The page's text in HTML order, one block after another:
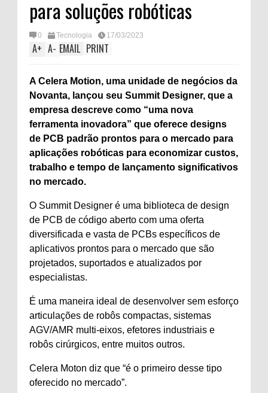
para soluções robóticas
0 Tecnologia 17/03/2023
A+ A- EMAIL PRINT
A Celera Motion, uma unidade de negócios da
Novanta, lançou seu Summit Designer, que a
empresa descreve como “uma nova
ferramenta inovadora” que oferece designs
de PCB padrão prontos para o mercado para
aplicações robóticas para economizar custos,
trabalho e tempo de lançamento significativos
no mercado.
O Summit Designer é uma biblioteca de design
de PCB de código aberto com uma oferta
diversificada e vasta de PCBs específicos de
aplicativos prontos para o mercado que são
projetados, suportados e atualizados por
especialistas.
É uma maneira ideal de desenvolver sem esforço
articulações de robôs compactas, sistemas
AGV/AMR multi-eixos, efetores industriais e
robôs cirúrgicos, entre muitos outros.
Celera Moton diz que “é o primeiro desse tipo
oferecido no mercado”.